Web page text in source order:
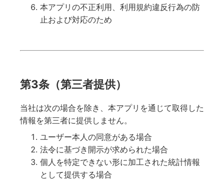
本アプリの不正利用、利用規約違反行為の防
止および対応のため
第3条（第三者提供）
当社は次の場合を除き、本アプリを通じて取得した
情報を第三者に提供しません。
ユーザー本人の同意がある場合
法令に基づき開示が求められた場合
個人を特定できない形に加工された統計情報
として提供する場合